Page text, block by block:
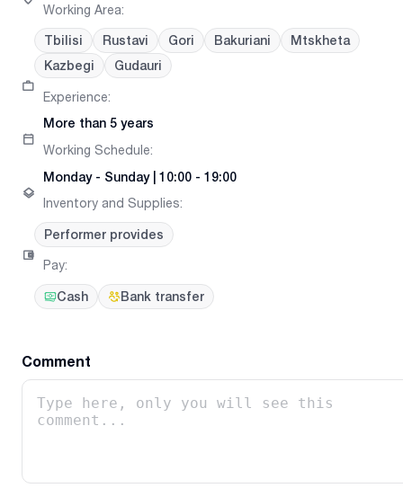
Working Area:
Tbilisi Rustavi Gori Bakuriani
Mtskheta
Kazbegi
Gudauri
Experience:
More than 5 years
Working Schedule:
Monday- Sunday| 10:00 - 19:00
Inventory and Supplies:
Performer provides
Pay:
Cash Bank transfer
Comment